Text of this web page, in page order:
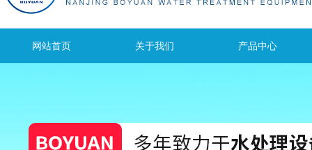
网站首页 关于我们 产品中心